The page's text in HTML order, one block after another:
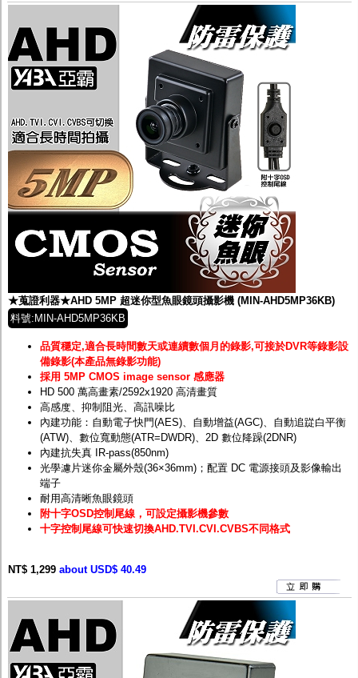
★蒐證利器★AHD 5MP 超迷你型魚眼鏡頭攝影機 (MIN-AHD5MP36KB)
料號:MIN-AHD5MP36KB
品質穩定,適合長時間數天或連續數個月的錄影,可接於DVR等錄影設
備錄影(本產品無錄影功能)
採用 5MP CMOS image sensor 感應器
HD 500 萬高畫素/2592x1920 高清畫質
高感度、抑制阻光、高訊噪比
內建功能：自動電子快門(AES)、自動增益(AGC)、自動追踨白平衡
(ATW)、數位寬動態(ATR=DWDR)、2D 數位降躁(2DNR)
內建抗失真 IR-pass(850nm)
光學濾片迷你金屬外殼(36×36mm)；配置 DC 電源接頭及影像輸出
端子
耐用高清晰魚眼鏡頭
附十字OSD控制尾線，可設定攝影機參數
十字控制尾線可快速切換AHD.TVI.CVI.CVBS不同格式
NT$ 1,299 about USD$ 40.49